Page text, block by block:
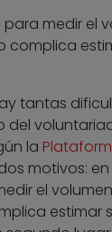
medir el
complica
tantas
del
la
motivos:
el
estimar